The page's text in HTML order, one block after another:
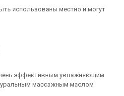
использованы местно и могут
эффективным увлажняющим
массажным маслом